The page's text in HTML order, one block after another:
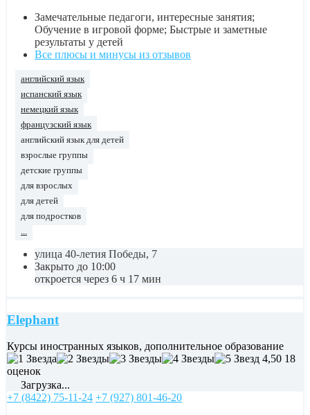
Замечательные педагоги, интересные занятия;
Обучение в игровой форме; Быстрые и заметные
результаты у детей
Все плюсы и минусы из отзывов
английский язык
испанский язык
немецкий язык
французский язык
английский язык для детей
взрослые группы
детские группы
для взрослых
для детей
для подростков
...
улица 40-летия Победы, 7
Закрыто до 10:00
откроется через 6 ч 17 мин
Elephant
Курсы иностранных языков, дополнительное образование
4,50 18
оценок
Загрузка...
+7 (8422) 75-11-24 +7 (927) 801-46-20